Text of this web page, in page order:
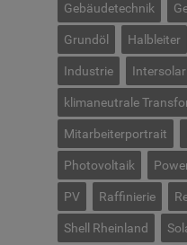
Gebäudetechnik
Grundöl Halbleiter
Industrie Intersolar
klimaneutrale
Mitarbeiterportrait
Photovoltaik
PV Raffinierie
Shell Rheinland